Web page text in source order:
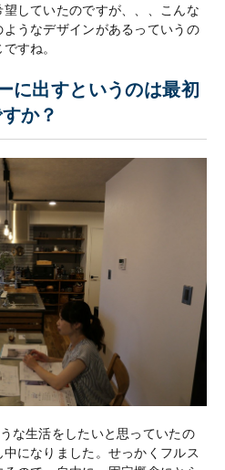
していたのですが、、、こんな
うなデザインがあるっていうの
すね。
に出すというのは最初
か？
な生活をしたいと思っていたの
になりました。せっかくフルス